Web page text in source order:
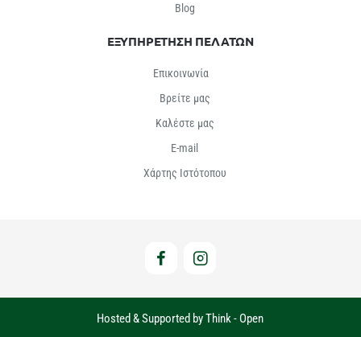
Βlog
ΕΞΥΠΗΡΕΤΗΣΗ ΠΕΛΑΤΩΝ
Επικοινωνία
Βρείτε μας
Καλέστε μας
E-mail
Χάρτης Ιστότοπου
Hosted & Supported by Think - Open